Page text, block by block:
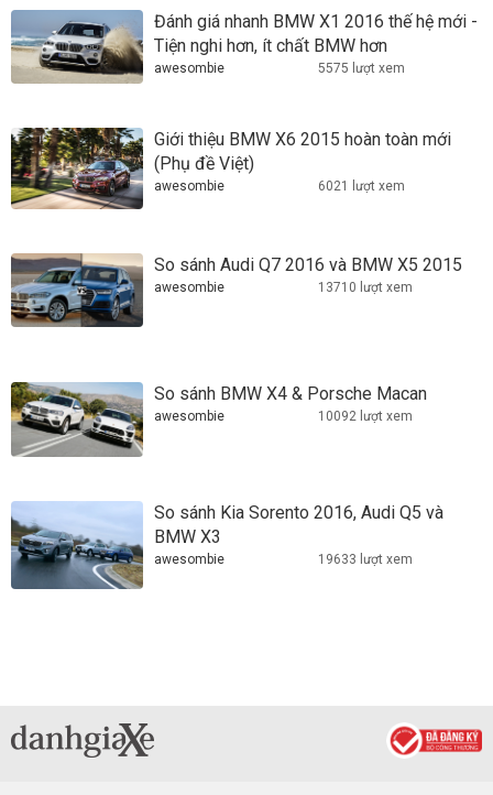
Đánh giá nhanh BMW X1 2016 thế hệ mới -
Tiện nghi hơn, ít chất BMW hơn
awesombie 5575 lượt xem
Giới thiệu BMW X6 2015 hoàn toàn mới
(Phụ đề Việt)
awesombie 6021 lượt xem
So sánh Audi Q7 2016 và BMW X5 2015
awesombie 13710 lượt xem
So sánh BMW X4 & Porsche Macan
awesombie 10092 lượt xem
So sánh Kia Sorento 2016, Audi Q5 và
BMW X3
awesombie 19633 lượt xem